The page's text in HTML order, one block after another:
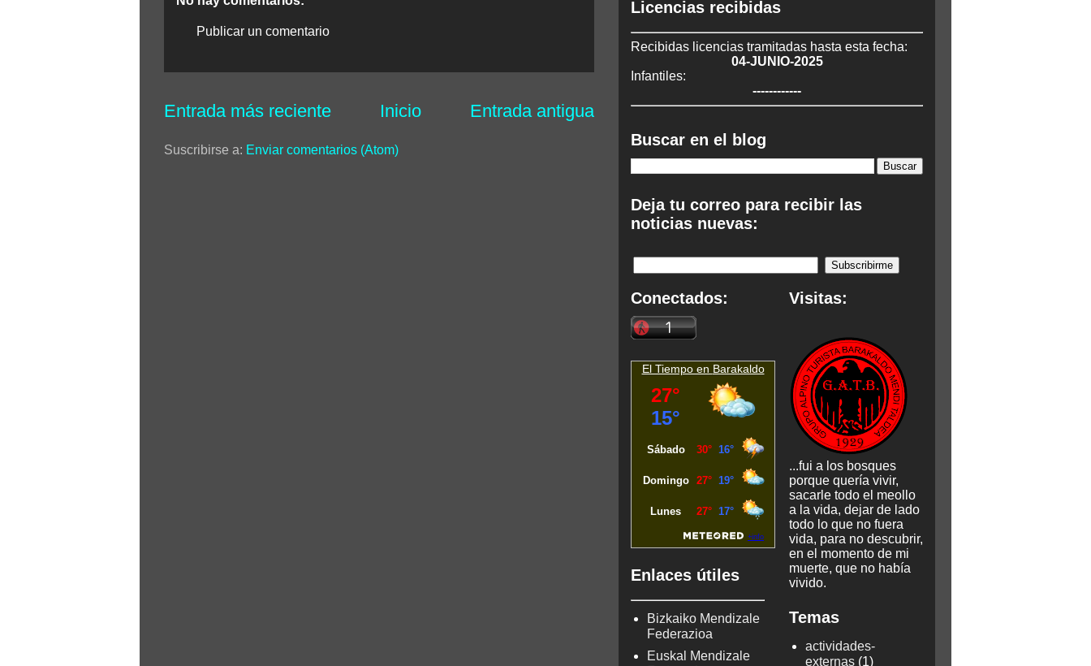
Publicar un comentario
Entrada más reciente Entrada antigua
Inicio
Suscribirse a: Enviar comentarios (Atom)
Licencias recibidas
Recibidas licencias tramitadas hasta esta fecha:
04-JUNIO-2025
Infantiles:
------------
Buscar en el blog
Deja tu correo para recibir las
noticias nuevas:
Conectados:
El Tiempo en Barakaldo
Enlaces útiles
Bizkaiko Mendizale
Federazioa
Euskal Mendizale
Visitas:
...fui a los bosques
porque quería vivir,
sacarle todo el meollo
a la vida, dejar de lado
todo lo que no fuera
vida, para no descubrir,
en el momento de mi
muerte, que no había
vivido.
Temas
actividades-
externas (1)